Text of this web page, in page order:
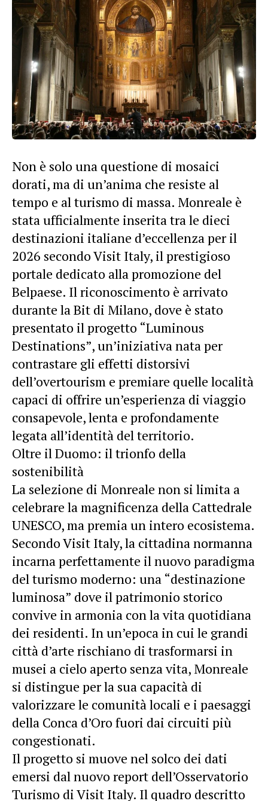
Non è solo una questione di mosaici
dorati, ma di un’anima che resiste al
tempo e al turismo di massa. Monreale è
stata ufficialmente inserita tra le dieci
destinazioni italiane d’eccellenza per il
2026 secondo Visit Italy, il prestigioso
portale dedicato alla promozione del
Belpaese. Il riconoscimento è arrivato
durante la Bit di Milano, dove è stato
presentato il progetto “Luminous
Destinations”, un’iniziativa nata per
contrastare gli effetti distorsivi
dell’overtourism e premiare quelle località
capaci di offrire un’esperienza di viaggio
consapevole, lenta e profondamente
legata all’identità del territorio.
Oltre il Duomo: il trionfo della
sostenibilità
La selezione di Monreale non si limita a
celebrare la magnificenza della Cattedrale
UNESCO, ma premia un intero ecosistema.
Secondo Visit Italy, la cittadina normanna
incarna perfettamente il nuovo paradigma
del turismo moderno: una “destinazione
luminosa” dove il patrimonio storico
convive in armonia con la vita quotidiana
dei residenti. In un’epoca in cui le grandi
città d’arte rischiano di trasformarsi in
musei a cielo aperto senza vita, Monreale
si distingue per la sua capacità di
valorizzare le comunità locali e i paesaggi
della Conca d’Oro fuori dai circuiti più
congestionati.
Il progetto si muove nel solco dei dati
emersi dal nuovo report dell’Osservatorio
Turismo di Visit Italy. Il quadro descritto